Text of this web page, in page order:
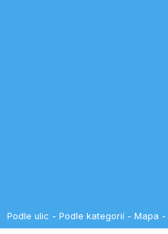
Podle ulic - Podle kategorií - Mapa -